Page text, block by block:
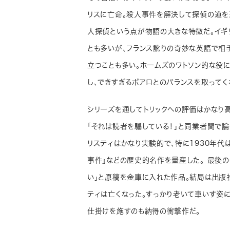
リスに亡命。殺人事件を解決して探偵の道
人探偵という点が物語の大きな特徴だ。イ
とも多いが、フランス訛りの奇妙な英語で
立つことも多い。ホームズのワトソン的な
し、できすぎるポアロとのバランスを取ってく
シリーズを通してトリックへの評価はかなり高
「それは読者を騙している！」と同業者間で
リスティはかなり実験的で、特に1930年代
事件』などの歴史的名作を量産した。 最後の
い」と原稿を金庫に入れた作品。結局は出
ティは亡くなった。すっかり老いて車いす姿
仕掛けを施すのも納得の衝撃作だ。